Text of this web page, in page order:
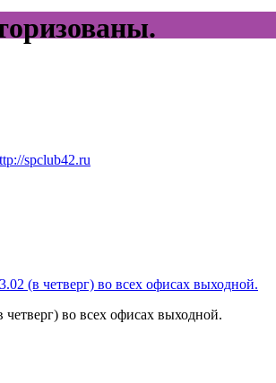
spclub42.ru
(в четверг) во всех офисах выходной.
во всех офисах выходной.